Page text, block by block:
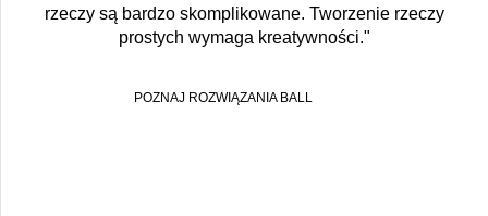
rzeczy są bardzo skomplikowane. Tworzenie rzeczy
prostych wymaga kreatywności."
POZNAJ ROZWIĄZANIA BALL